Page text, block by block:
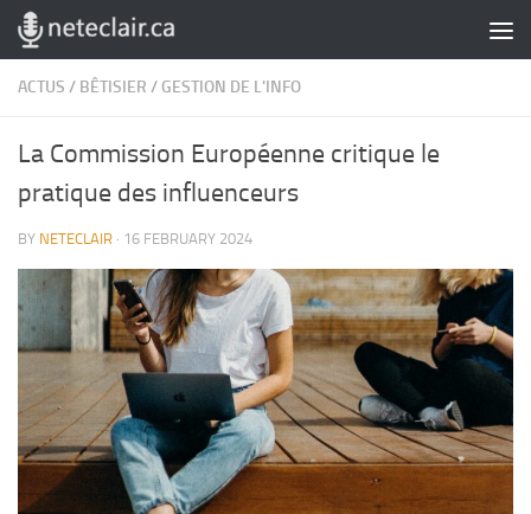
Skip to content
ACTUS / BÊTISIER / GESTION DE L'INFO
La Commission Européenne critique le
pratique des influenceurs
BY NETECLAIR · 16 FEBRUARY 2024